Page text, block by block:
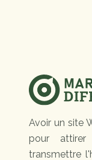
Avoir un site
pour attirer
transmettre